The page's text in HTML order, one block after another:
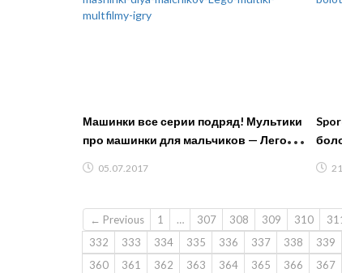
Машинки все серии подряд! Мультики
про машинки для мальчиков — Лего
05.07.2017
← Previous 1 … 307 308 309 310
332
333 334 335 336 337 338 339
360
361 362 363 364 365 366 367